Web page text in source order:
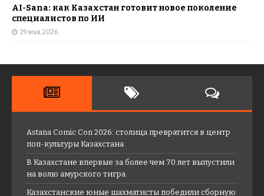
AI-Sana: как Казахстан готовит новое поколение
специалистов по ИИ
29 мая, 2026
Astana Comic Con 2026: столица превратится в центр
поп-культуры Казахстана
В Казахстане впервые за более чем 70 лет выпустили
на волю амурского тигра
Казахстанские юные шахматисты победили сборную